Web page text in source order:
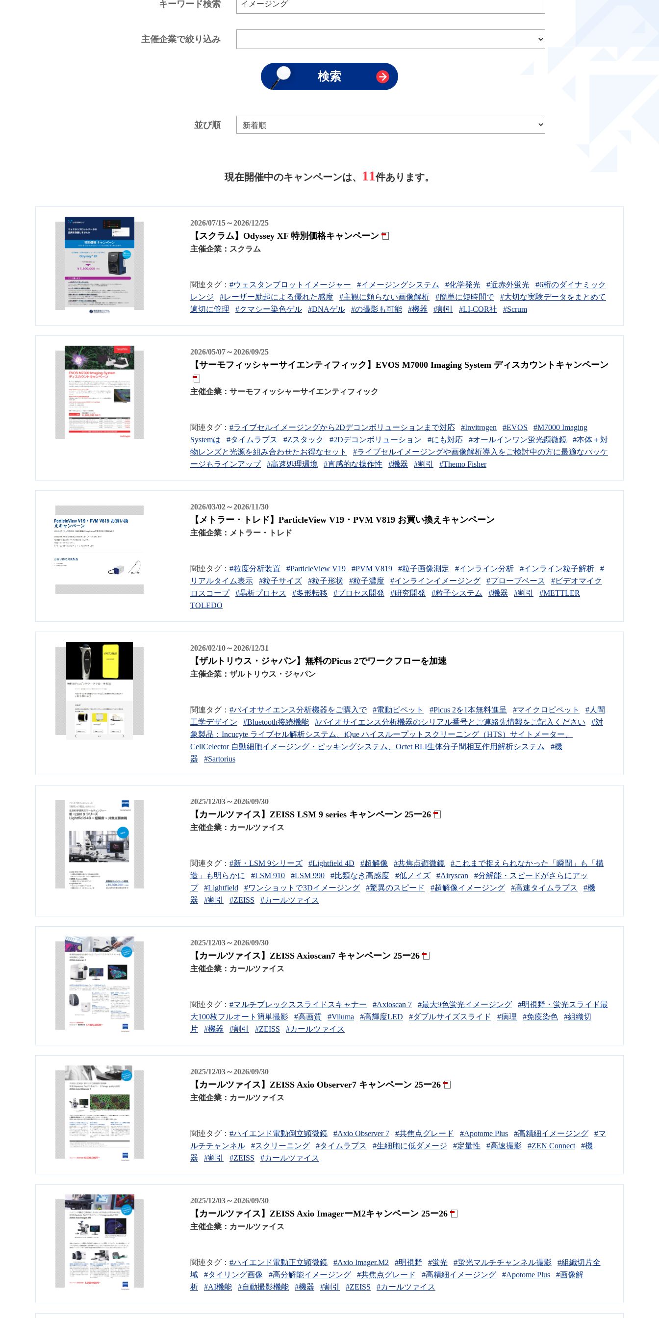
キーワード検索
主催企業で絞り込み
並び順
現在開催中のキャンペーンは、 11件あります。
2026/07/15～2026/12/25
【スクラム】Odyssey XF 特別価格キャンペーン
主催企業： スクラム
関連タグ： #ウェスタンブロットイメージャー #イメージングシステム #化学発光 #近赤外蛍光
#6桁のダイナミック
レンジ
#レーザー励起による優れた感度 #主観に頼らない画像解析 #簡単に短時間で
#大切な実験データをまとめて
適切に管理
#クマシー染色ゲル #DNAゲル #の撮影も可能 #機器 #割引 #LI-COR社 #Scrum
2026/05/07～2026/09/25
【サーモフィッシャーサイエンティフィック】EVOS M7000 Imaging System ディスカウントキャンペーン
主催企業： サーモフィッシャーサイエンティフィック
関連タグ： #ライブセルイメージングから2Dデコンボリューションまで対応 #Invitrogen #EVOS
#M7000 Imaging
Systemは
#タイムラプス #Zスタック #2Dデコンボリューション #にも対応 #オールインワン蛍光顕微鏡
#本体＋対
物レンズと光源を組み合わせたお得なセット
#ライブセルイメージングや画像解析導入をご検討中の方に最適なパッケ
ージもラインアップ
#高速処理環境 #直感的な操作性 #機器 #割引 #Themo Fisher
2026/03/02～2026/11/30
【メトラー・トレド】ParticleView V19・PVM V819 お買い換えキャンペーン
主催企業： メトラー・トレド
関連タグ： #粒度分析装置 #ParticleView V19 #PVM V819 #粒子画像測定 #インライン分析 #インライン粒子解析
#
リアルタイム表示
#粒子サイズ #粒子形状 #粒子濃度 #インラインイメージング #プローブベース
#ビデオマイク
ロスコープ
#晶析プロセス #多形転移 #プロセス開発 #研究開発 #粒子システム #機器 #割引
#METTLER
TOLEDO
2026/02/10～2026/12/31
【ザルトリウス・ジャパン】無料のPicus 2でワークフローを加速
主催企業： ザルトリウス・ジャパン
関連タグ： #バイオサイエンス分析機器をご購入で #電動ピペット #Picus 2を1本無料進呈 #マイクロピペット
#人間
工学デザイン
#Bluetooth接続機能 #バイオサイエンス分析機器のシリアル番号とご連絡先情報をご記入ください
#対
象製品：Incucyte ライブセル解析システム、iQue ハイスループットスクリーニング（HTS）サイトメーター、
CellCelector 自動細胞イメージング・ピッキングシステム、Octet BLI生体分子間相互作用解析システム
#機
器
#Sartorius
2025/12/03～2026/09/30
【カールツァイス】ZEISS LSM 9 series キャンペーン 25ー26
主催企業： カールツァイス
関連タグ： #新・LSM 9シリーズ #Lightfield 4D #超解像 #共焦点顕微鏡
#これまで捉えられなかった「瞬間」も「構
造」も明らかに
#LSM 910 #LSM 990 #比類なき高感度 #低ノイズ #Airyscan
#分解能・スピードがさらにアッ
プ
#Lightfield #ワンショットで3Dイメージング #驚異のスピード #超解像イメージング #高速タイムラプス
#機
器
#割引 #ZEISS #カールツァイス
2025/12/03～2026/09/30
【カールツァイス】ZEISS Axioscan7 キャンペーン 25ー26
主催企業： カールツァイス
関連タグ： #マルチプレックススライドスキャナー #Axioscan 7 #最大9色蛍光イメージング
#明視野・蛍光スライド最
大100枚フルオート簡単撮影
#高画質 #Viluma #高輝度LED #ダブルサイズスライド #病理 #免疫染色
#組織切
片
#機器 #割引 #ZEISS #カールツァイス
2025/12/03～2026/09/30
【カールツァイス】ZEISS Axio Observer7 キャンペーン 25ー26
主催企業： カールツァイス
関連タグ： #ハイエンド電動倒立顕微鏡 #Axio Observer 7 #共焦点グレード #Apotome Plus #高精細イメージング
#マ
ルチチャンネル
#スクリーニング #タイムラプス #生細胞に低ダメージ #定量性 #高速撮影 #ZEN Connect
#機
器
#割引 #ZEISS #カールツァイス
2025/12/03～2026/09/30
【カールツァイス】ZEISS Axio ImagerーM2キャンペーン 25ー26
主催企業： カールツァイス
関連タグ： #ハイエンド電動正立顕微鏡 #Axio Imager.M2 #明視野 #蛍光 #蛍光マルチチャンネル撮影
#組織切片全
域
#タイリング画像 #高分解能イメージング #共焦点グレード #高精細イメージング #Apotome Plus
#画像解
析
#AI機能 #自動撮影機能 #機器 #割引 #ZEISS #カールツァイス